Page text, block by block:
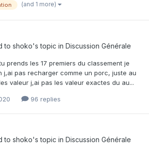
(and 1 more)
to shoko's topic in Discussion Générale
prends les 17 premiers du classement je
j,ai pas recharger comme un porc, juste au
valeur j,ai pas les valeur exactes du au...
96 replies
to shoko's topic in Discussion Générale